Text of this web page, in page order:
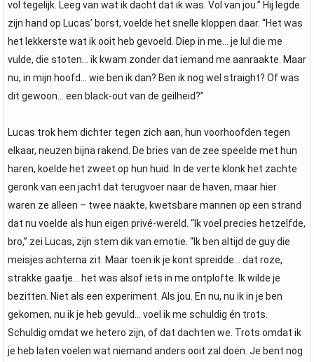
vol tegelijk. Leeg van wat ik dacht dat ik was. Vol van jou.” Hij legde
zijn hand op Lucas’ borst, voelde het snelle kloppen daar. “Het was
het lekkerste wat ik ooit heb gevoeld. Diep in me… je lul die me
vulde, die stoten… ik kwam zonder dat iemand me aanraakte. Maar
nu, in mijn hoofd… wie ben ik dan? Ben ik nog wel straight? Of was
dit gewoon… een black-out van de geilheid?”
Lucas trok hem dichter tegen zich aan, hun voorhoofden tegen
elkaar, neuzen bijna rakend. De bries van de zee speelde met hun
haren, koelde het zweet op hun huid. In de verte klonk het zachte
geronk van een jacht dat terugvoer naar de haven, maar hier
waren ze alleen – twee naakte, kwetsbare mannen op een strand
dat nu voelde als hun eigen privé-wereld. “Ik voel precies hetzelfde,
bro,” zei Lucas, zijn stem dik van emotie. “Ik ben altijd de guy die
meisjes achterna zit. Maar toen ik je kont spreidde… dat roze,
strakke gaatje… het was alsof iets in me ontplofte. Ik wilde je
bezitten. Niet als een experiment. Als jou. En nu, nu ik in je ben
gekomen, nu ik je heb gevuld… voel ik me schuldig én trots.
Schuldig omdat we hetero zijn, of dat dachten we. Trots omdat ik
je heb laten voelen wat niemand anders ooit zal doen. Je bent nog